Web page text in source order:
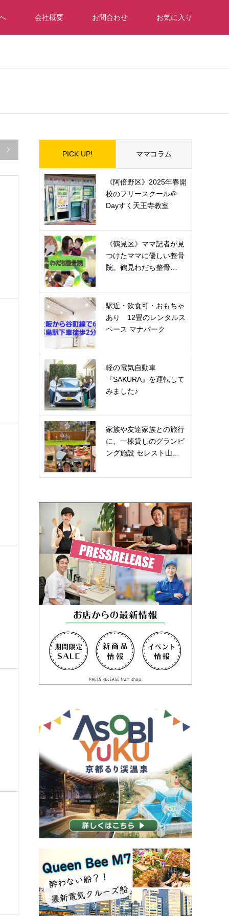
会社概要 お問合わせ お気に入り
 PICK UP! ママコラム
《阿倍野区》2025年春開
校のフリースクール＠
Dayすく天王寺教室
《鶴見区》ママ記者が見
つけたママに優しい整骨
院。鶴見わだち整骨…
駅近・飲食可・おもちゃ
あり 12畳のレンタルス
ペース マナパーク
軽の電気自動車
『SAKURA』を運転して
みました♪
家族や友達家族との旅行
に、一棟貸しのグランピ
ング施設 セレスト山…